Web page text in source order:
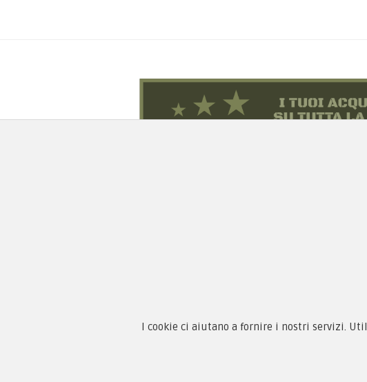
By F.C.M. & C. sasI cookie ci aiutano a fornire i nostri servizi.